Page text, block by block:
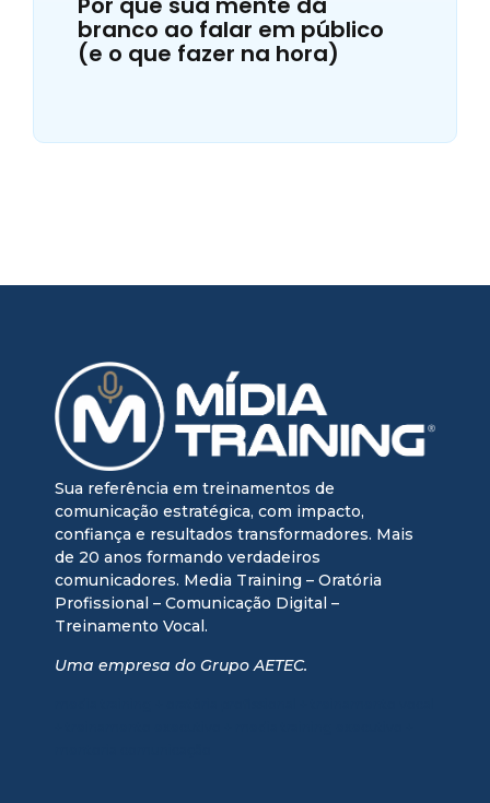
branco ao falar em público
(e o que fazer na hora)
Sua referência em treinamentos de
comunicação estratégica, com impacto,
confiança e resultados transformadores. Mais
de 20 anos formando verdadeiros
comunicadores. Media Training – Oratória
Profissional – Comunicação Digital –
Treinamento Vocal.
Uma empresa do Grupo AETEC.